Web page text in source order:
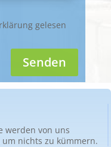
gelesen
Senden
werden von uns
nichts zu kümmern.